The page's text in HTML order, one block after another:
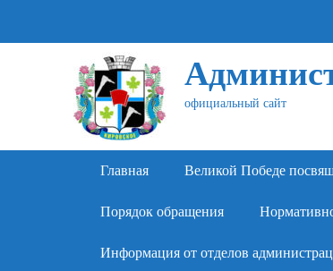
официальный сайт
Primary Menu
Skip
content
Главная Великой Победе
Порядок обращения
Информация от отделов